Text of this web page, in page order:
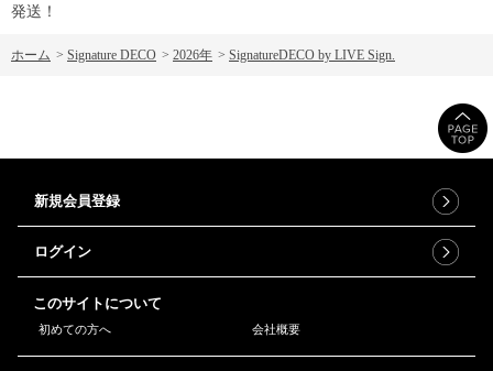
発送！
ホーム > Signature DECO > 2026年 > SignatureDECO by LIVE Sign.
新規会員登録
ログイン
このサイトについて
初めての方へ 会社概要